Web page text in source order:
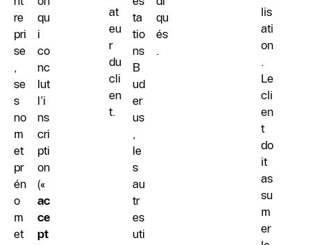
re
pri
se
,
se
s
no
m
et
pr
én
o
m
et
qu
i
co
nc
lut
l’i
ns
cri
pti
on
(«
ac
ce
pt
at
eu
r
du
cli
en
t.
ta
tio
ns
B
ud
er
us
,
le
s
au
tr
es
uti
qu
és
.
lis
ati
on
.
Le
cli
en
t
do
it
as
su
m
er